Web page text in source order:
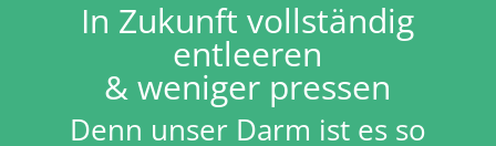
In Zukunft vollständig
entleeren
& weniger pressen
Denn unser Darm ist es so